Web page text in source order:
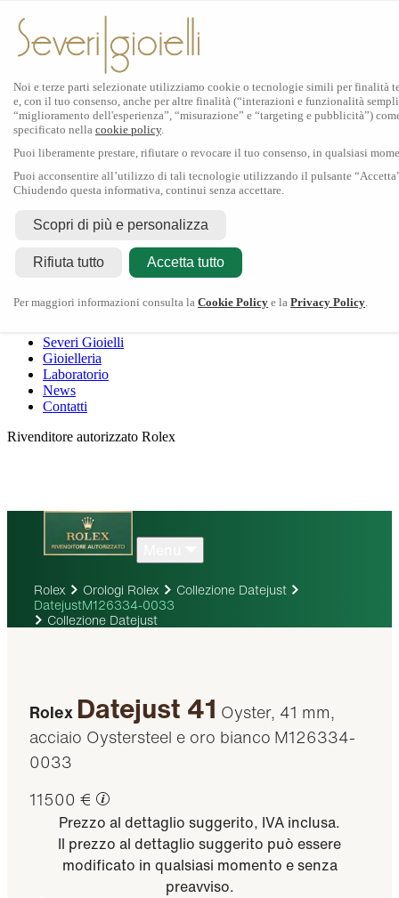
Rolex
Rolex Certified Pre-Owned
Tudor
La collezioneTudor shop
Dodo
Severi Gioielli
Gioielleria
Laboratorio
News
Contatti
Rivenditore autorizzato Rolex
Scopri Rolex
Orologi Rolex
Nuovi modelli 2026
Accessori Rolex
L'arte dell'orologeria
Manutenzione
Oyster Story
Contattaci
Rolex Orologi Rolex
Collezione Datejust
DatejustM126334-0033
Collezione Datejust
Rolex Datejust 41 Oyster, 41 mm,
acciaio Oystersteel e oro bianco M126334-
0033
11500 €
Prezzo al dettaglio suggerito, IVA inclusa.
Il prezzo al dettaglio suggerito può essere
modificato in qualsiasi momento e senza
preavviso.
Noi e terze parti selezionate utilizziamo cookie o tecnologie simili per finalità
e, con il tuo consenso, anche per altre finalità (“interazioni e funzionalità
“miglioramento dell'esperienza”, “misurazione” e “targeting e pubblicità”)
specificato nella cookie policy.
Puoi liberamente prestare, rifiutare o revocare il tuo consenso, in qualsiasi
Puoi acconsentire all’utilizzo di tali tecnologie utilizzando il pulsante
Chiudendo questa informativa, continui senza accettare.
Scopri di più e personalizza
Rifiuta tutto Accetta tutto
Per maggiori informazioni consulta la Cookie Policy e la Privacy Policy.